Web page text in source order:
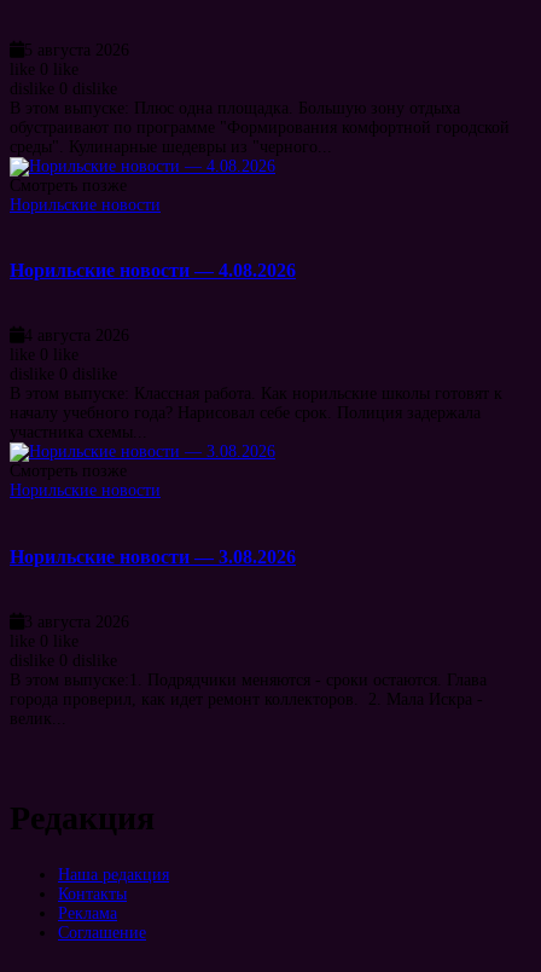
5 августа 2026
like
0
like
dislike
0 dislike
В этом выпуске: Плюс одна площадка. Большую зону отдыха
обустраивают по программе "Формирования комфортной городской
среды". Кулинарные шедевры из "черного...
Смотреть позже
Норильские новости
Норильские новости — 4.08.2026
4 августа 2026
like
0
like
dislike
0 dislike
В этом выпуске: Классная работа. Как норильские школы готовят к
началу учебного года? Нарисовал себе срок. Полиция задержала
участника схемы...
Смотреть позже
Норильские новости
Норильские новости — 3.08.2026
3 августа 2026
like
0
like
dislike
0 dislike
В этом выпуске:1. Подрядчики меняются - сроки остаются. Глава
города проверил, как идет ремонт коллекторов. 2. Мала Искра -
велик...
Редакция
Наша редакция
Контакты
Реклама
Соглашение